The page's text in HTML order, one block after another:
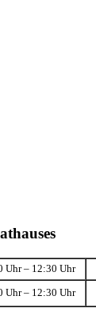
Uhr – 12:30 Uhr
Uhr – 12:30 Uhr